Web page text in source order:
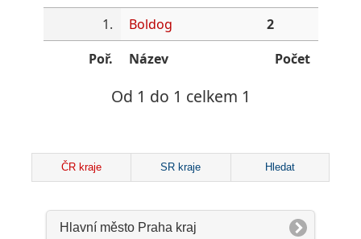
1.
Boldog
2
Poř.
Název Počet
Od 1 do 1 celkem 1
ČR kraje SR kraje Hledat
Hlavní město Praha kraj